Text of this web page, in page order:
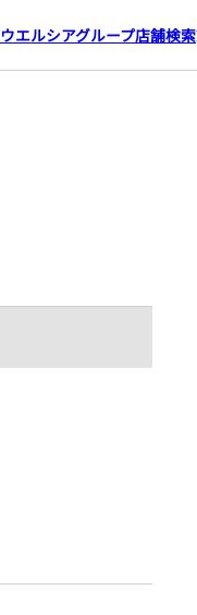
ウエルシアグループ店舗検索